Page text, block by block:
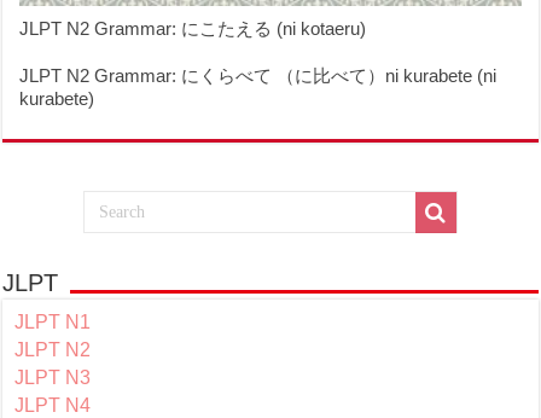
JLPT N2 Grammar: にこたえる (ni kotaeru)
JLPT N2 Grammar: にくらべて （に比べて）ni kurabete (ni
kurabete)
JLPT
JLPT N1
JLPT N2
JLPT N3
JLPT N4